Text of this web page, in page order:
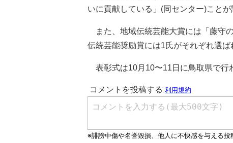
いに貢献している」(同センター)ことが
また、地域伝統芸能大賞には「藤守
伝統芸能奨励賞には1氏がそれぞれ選ば
表彰式は10月10〜11日に鳥取県で行